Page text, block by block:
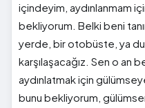
içindeyim, aydınlanmam
bekliyorum. Belki beni
yerde, bir otobüste, ya
karşılaşacağız. Sen o an
aydınlatmak için
bunu bekliyorum,